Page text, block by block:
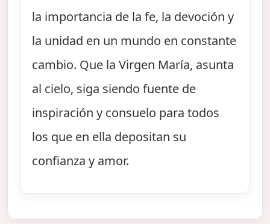
la importancia de la fe, la devoción y
la unidad en un mundo en constante
cambio. Que la Virgen María, asunta
al cielo, siga siendo fuente de
inspiración y consuelo para todos
los que en ella depositan su
confianza y amor.